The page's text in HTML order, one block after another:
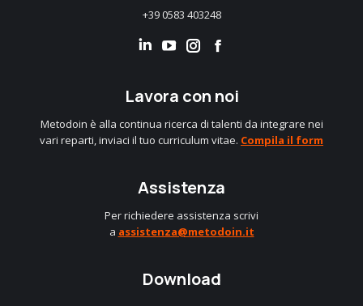
+39 0583 403248
LinkedinInstagram
Facebook
Lavora con noi
Metodoin è alla continua ricerca di talenti da integrare nei
vari reparti, inviaci il tuo curriculum vitae. Compila il form
Assistenza
Per richiedere assistenza scrivi
a assistenza@metodoin.it
Download